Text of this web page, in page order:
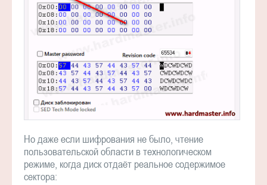
Но даже если шифрования не было, чтение
пользовательской области в технологическом
режиме, когда диск отдаёт реальное содержимое
сектора: